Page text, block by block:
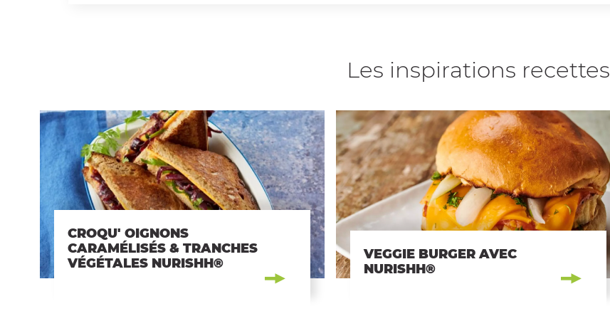
Les inspirations recettes
CROQU' OIGNONS
CARAMÉLISÉS & TRANCHES
VÉGÉTALES NURISHH®
VEGGIE BURGER AVEC
NURISHH®